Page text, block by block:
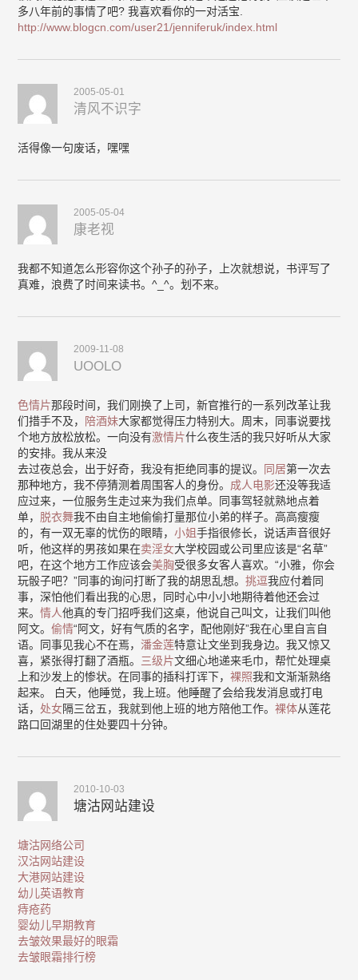
多八年前的事情了吧? 我喜欢看你的一对活宝.
http://www.blogcn.com/user21/jenniferuk/index.html
2005-05-01
清风不识字
活得像一句废话，嘿嘿
2005-05-04
康老视
我都不知道怎么形容你这个孙子的孙子，上次就想说，书评写了
真难，浪费了时间来读书。^_^。划不来。
2009-11-08
UOOLO
色情片那段时间，我们刚换了上司，新官推行的一系列改革让我
们措手不及， 陪酒妹大家都觉得压力特别大。周末，同事说要找
个地方放松放松。一向没有激情片什么夜生活的我只好听从大家
的安排。我从来没
去过夜总会，出于好奇，我没有拒绝同事的提议。 同居第一次去
那种地方，我不停猜测着周围客人的身份。 成人电影还没等我适
应过来，一位服务生走过来为我们点单。同事驾轻就熟地点着
单， 脱衣舞我不由自主地偷偷打量那位小弟的样子。高高瘦瘦
的，有一双无辜的忧伤的眼睛，小姐手指很修长，说话声音很好
听，他这样的男孩如果在卖淫女大学校园或公司里应该是“名草”
吧，在这个地方工作应该会美胸受很多女客人喜欢。“小雅，你会
玩骰子吧？”同事的询问打断了我的胡思乱想。挑逗我应付着同
事，深怕他们看出我的心思，同时心中小小地期待着他还会过
来。情人他真的专门招呼我们这桌，他说自己叫文，让我们叫他
阿文。偷情“阿文，好有气质的名字，配他刚好”我在心里自言自
语。同事见我心不在焉， 潘金莲特意让文坐到我身边。我又惊又
喜，紧张得打翻了酒瓶。 三级片文细心地递来毛巾，帮忙处理桌
上和沙发上的惨状。在同事的插科打诨下，裸照我和文渐渐熟络
起来。 白天，他睡觉，我上班。他睡醒了会给我发消息或打电
话， 处女隔三岔五，我就到他上班的地方陪他工作。裸体从莲花
路口回湖里的住处要四十分钟。
2010-10-03
塘沽网站建设
塘沽网络公司
汉沽网站建设
大港网站建设
幼儿英语教育
痔疮药
婴幼儿早期教育
去皱效果最好的眼霜
去皱眼霜排行榜